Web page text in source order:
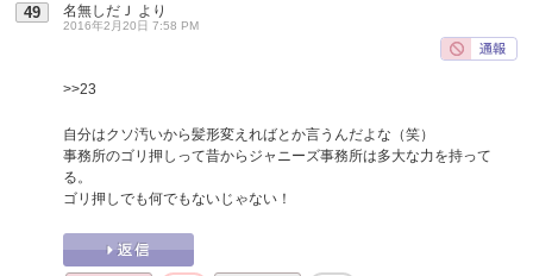
49 名無しだＪ より
2016年2月20日 7:58 PM
>>23
自分はクソ汚いから髪形変えればとか言うんだよな（笑）
事務所のゴリ押しって昔からジャニーズ事務所は多大な力を持って
る。
ゴリ押しでも何でもないじゃない！